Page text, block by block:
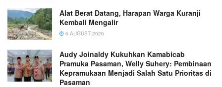
Alat Berat Datang, Harapan Warga Kuranji
Kembali Mengalir
6 AUGUST 2026
Audy Joinaldy Kukuhkan Kamabicab
Pramuka Pasaman, Welly Suhery: Pembinaan
Kepramukaan Menjadi Salah Satu Prioritas di
Pasaman